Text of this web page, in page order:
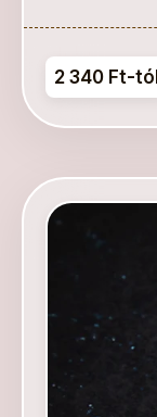
2 340 Ft-tól